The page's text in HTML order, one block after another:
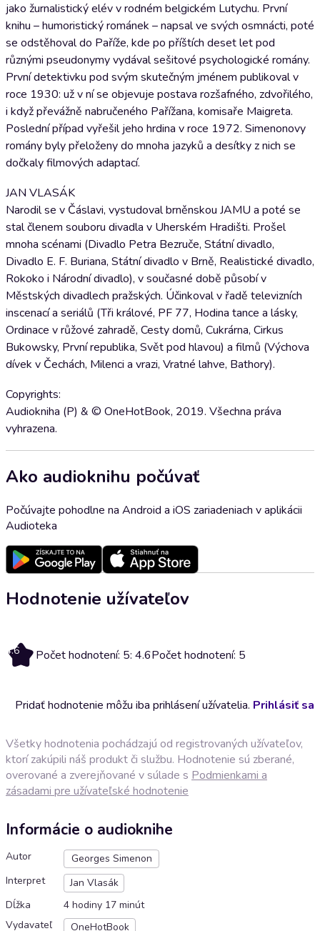
jako žurnalistický elév v rodném belgickém Lutychu. První
knihu – humoristický románek – napsal ve svých osmnácti, poté
se odstěhoval do Paříže, kde po příštích deset let pod
různými pseudonymy vydával sešitové psychologické romány.
První detektivku pod svým skutečným jménem publikoval v
roce 1930: už v ní se objevuje postava rozšafného, zdvořilého,
i když převážně nabručeného Pařížana, komisaře Maigreta.
Poslední případ vyřešil jeho hrdina v roce 1972. Simenonovy
romány byly přeloženy do mnoha jazyků a desítky z nich se
dočkaly filmových adaptací.
JAN VLASÁK
Narodil se v Čáslavi, vystudoval brněnskou JAMU a poté se
stal členem souboru divadla v Uherském Hradišti. Prošel
mnoha scénami (Divadlo Petra Bezruče, Státní divadlo,
Divadlo E. F. Buriana, Státní divadlo v Brně, Realistické divadlo,
Rokoko i Národní divadlo), v současné době působí v
Městských divadlech pražských. Účinkoval v řadě televizních
inscenací a seriálů (Tři králové, PF 77, Hodina tance a lásky,
Ordinace v růžové zahradě, Cesty domů, Cukrárna, Cirkus
Bukowsky, První republika, Svět pod hlavou) a filmů (Výchova
dívek v Čechách, Milenci a vrazi, Vratné lahve, Bathory).
Copyrights:
Audiokniha (P) & © OneHotBook, 2019. Všechna práva
vyhrazena.
Ako audioknihu počúvať
Počúvajte pohodlne na Android a iOS zariadeniach v aplikácii
Audioteka
Hodnotenie užívateľov
4.6 Počet hodnotení: 5: 4.6Počet hodnotení: 5
Pridať hodnotenie môžu iba prihlásení užívatelia. Prihlásiť sa
Všetky hodnotenia pochádzajú od registrovaných užívateľov,
ktorí zakúpili náš produkt či službu. Hodnotenie sú zberané,
overované a zverejňované v súlade s Podmienkami a
zásadami pre užívateľské hodnotenie
Informácie o audioknihe
Autor
Georges Simenon
Interpret
Jan Vlasák
Dĺžka
4 hodiny 17 minút
Vydavateľ
OneHotBook